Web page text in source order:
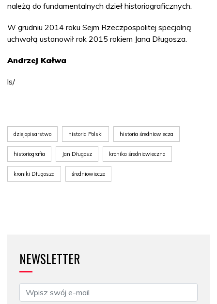
należą do fundamentalnych dzieł historiograficznych.
W grudniu 2014 roku Sejm Rzeczpospolitej specjalną
uchwałą ustanowił rok 2015 rokiem Jana Długosza.
Andrzej Kałwa
ls/
dziejopisarstwo historia Polski historia średniowiecza
historiografia Jan Długosz kronika średniowieczna
kroniki Długosza średniowiecze
NEWSLETTER